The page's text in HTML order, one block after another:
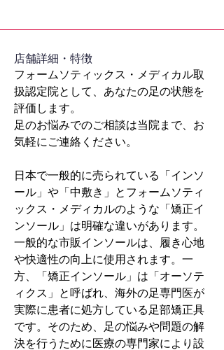
​店舗詳細・特徴
フォームソティックス・メディカル取
扱認定院として、あなたの足の状態を
評価します。
足のお悩みでのご相談は当院まで、お
気軽にご連絡ください。
日本で一般的に売られている「インソ
ール」や「中敷き」とフォームソティ
ックス・メディカルのような「矯正イ
ンソール」は明確な違いがあります。
一般的な市販インソールは、履き心地
や快適性の向上に使用されます。一
方、「矯正インソール」は「オーソテ
ィクス」と呼ばれ、海外の足専門医が
実際に患者に処方している足部矯正具
です。そのため、足の悩みや問題の解
決を行うために医療の専門家により設